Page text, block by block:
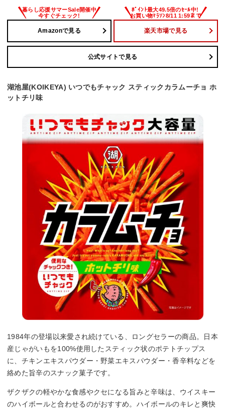
Amazonで見る 楽天市場で見る
公式サイトで見る
湖池屋(KOIKEYA) いつでもチャック スティックカラムーチョ ホ
ットチリ味
1984年の登場以来愛され続けている、ロングセラーの商品。日本
産じゃがいもを100%使用したスティック状のポテトチップス
に、チキンエキスパウダー・野菜エキスパウダー・香辛料などを
絡めた旨辛のスナック菓子です。
ザクザクの軽やかな食感やクセになる旨みと辛味は、ウイスキー
のハイボールと合わせるのがおすすめ。ハイボールのキレと爽快